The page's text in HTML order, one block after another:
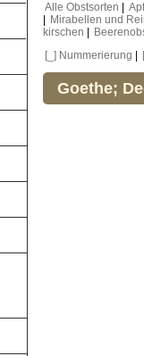
Alle Obstsorten
Mirabellen und
kirschen
[_] Nummerierung
Goethe;